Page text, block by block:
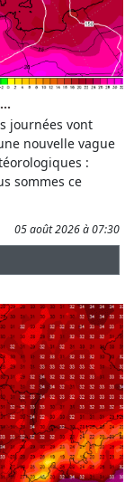
journées vont
nouvelle vague
:
sommes ce
05 août 2026 à 07:30